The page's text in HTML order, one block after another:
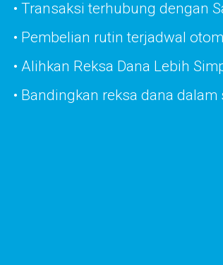
• Transaksi terhubung dengan
• Pembelian rutin terjadwal
• Alihkan Reksa Dana Lebih
• Bandingkan reksa dana